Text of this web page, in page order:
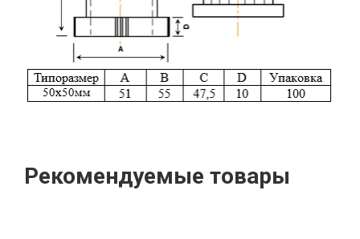
Рекомендуемые товары